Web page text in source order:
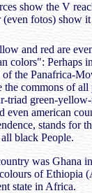
show the V
(even fotos) show
and red are
colors": Perhaps
the Panafrica-
the commons of
triad green-
even american
stands for
black People.
was Ghana
of Ethiopia
state in Africa.